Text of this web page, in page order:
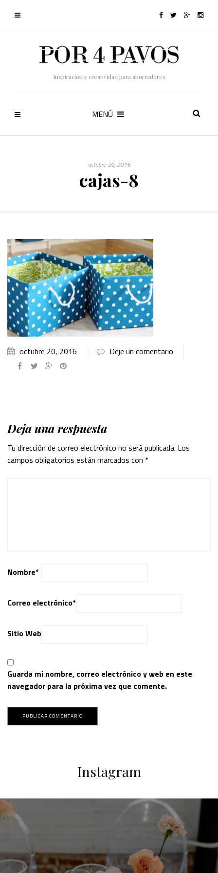
Inspiración y creatividad para ahorradores
MENÚ
octubre 20, 2016
cajas-8
octubre 20, 2016 Deje un comentario
Deja una respuesta
Tu dirección de correo electrónico no será publicada. Los
campos obligatorios están marcados con *
Nombre*
Correo electrónico*
Sitio Web
Guarda mi nombre, correo electrónico y web en este
navegador para la próxima vez que comente.
Instagram